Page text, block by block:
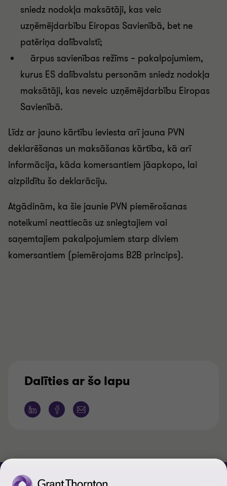
sniedz nodokļa maksātāji, kas veic
uzņēmējdarbību Eiropas Savienībā, bet ne
patēriņa dalībvalstī;
ārpus savienības režīms – pakalpojumiem,
kurus ES dalībvalstu personām sniedz nodokļa
maksātāji, kas neveic uzņēmējdarbību Eiropas
Savienībā.
Līdz ar jauno kārtību ieviesta arī jauna PVN
deklarēšanas un maksāšanas kārtība, kā arī
informācija, kāda komersantiem jāapkopo, lai
aizpildītu šo deklarāciju.
Atgādinām, ka šie jaunie PVN piemērošanas
noteikumi neattiecās uz sniegtajiem vai
saņemtajiem pakalpojumiem starp diviem
komersantiem (piemērojams B2B princips).
Dalīties ar šo lapu